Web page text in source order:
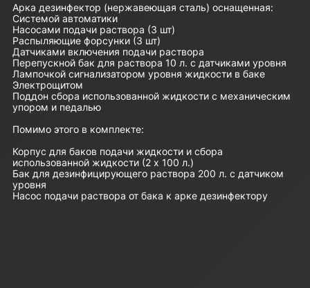
Арка дезинфектор (нержавеющая сталь) оснащенная:
Системой автоматики
Насосами подачи раствора (3 шт)
Распыляющие форсунки (3 шт)
Датчиками включения подачи раствора
Перепускной бак для раствора 10 л. с датчиками уровня
Лампочкой сигнализатором уровня жидкости в баке
Электрощитом
Поддон сбора использованной жидкости с механическим
упором и педалью
Помимо этого в комплекте:
Корпус для баков подачи жидкости и сбора
использованной жидкости (2 х 100 л.)
Бак для дезинфицирующего раствора 200 л. с датчиком
уровня
Насос подачи раствора от бака к арке дезинфектору